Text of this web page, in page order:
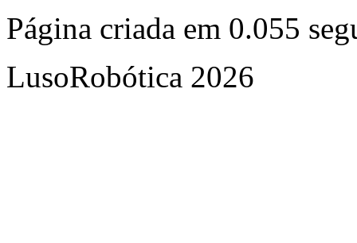
Página criada em 0.055
LusoRobótica 2026